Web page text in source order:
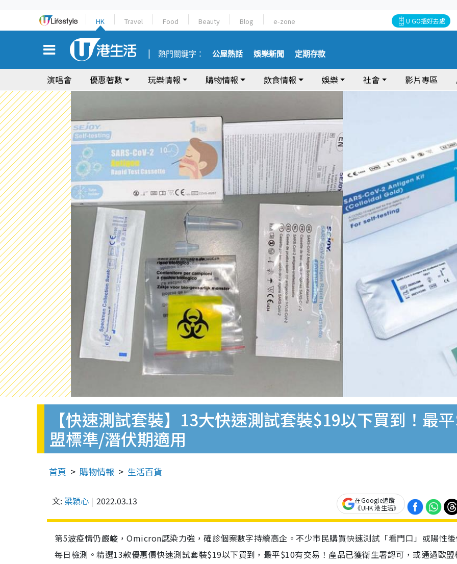
HK Travel Food Beauty Blog e-zone U GO搵好去處
熱門關鍵字： 公屋熱話 娛樂新聞 定期存款
演唱會 優惠著數 玩樂情報 購物情報 飲食情報 娛樂 社會 影片專區
【快速測試套裝】13大快速測試套裝$19以下買到！最
盟標準/潛伏期適用
首頁 購物情報 生活百貨
文: 梁穎心 2022.03.13
在Google追蹤
《UHK 港生活》
第5波疫情仍嚴峻，Omicron感染力強，確診個案數字持續高企。不少市民購買快速測試「看門口」或陽性
每日檢測。精選13款優惠價快速測試套裝$19以下買到，最平$10有交易！產品已獲衛生署認可，或通過歐盟